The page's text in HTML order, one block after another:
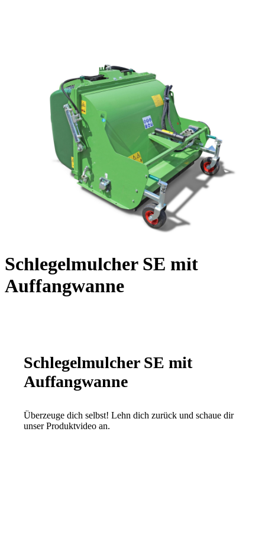
Schlegelmulcher SE mit
Auffangwanne
Schlegelmulcher SE mit
Auffangwanne
Überzeuge dich selbst! Lehn dich zurück und schaue dir
unser Produktvideo an.